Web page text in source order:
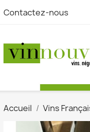
Contactez-nous
Accueil Vins